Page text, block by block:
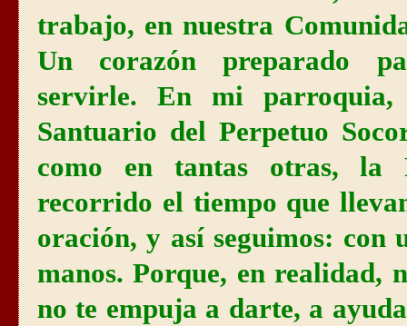
trabajo, en nuestra
Un corazón preparado
servirle. En mi parroquia,
Santuario del Perpetuo
como en tantas otras, la
recorrido el tiempo que
oración, y así seguimos: con
manos. Porque, en realidad,
no te empuja a darte, a